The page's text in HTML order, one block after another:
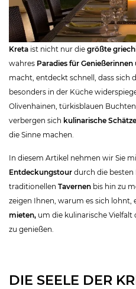
Kreta ist nicht nur die größte
wahres Paradies für Genießerinnen
macht, entdeckt schnell, dass sich
besonders in der Küche
Olivenhainen, türkisblauen
verbergen sich kulinarische Schätze
die Sinne machen.
In diesem Artikel nehmen wir Sie
Entdeckungstour durch die besten
traditionellen Tavernen bis hin zu
zeigen Ihnen, warum es sich lohnt,
mieten, um die kulinarische Vielfalt
zu genießen.
DIE SEELE DER